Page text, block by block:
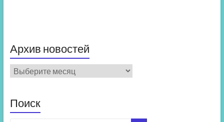
Архив новостей
Архив
новостей
Поиск